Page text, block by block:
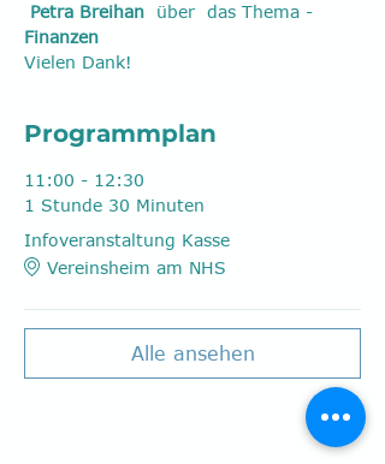
Petra Breihan über  das Thema -
Finanzen
Vielen Dank!
Programmplan
11:00 - 12:30
1 Stunde 30 Minuten
Infoveranstaltung Kasse
Vereinsheim am NHS
Alle ansehen